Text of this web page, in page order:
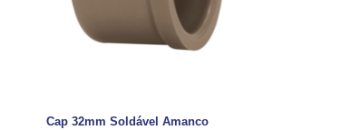
Cap 32mm Soldável Amanco